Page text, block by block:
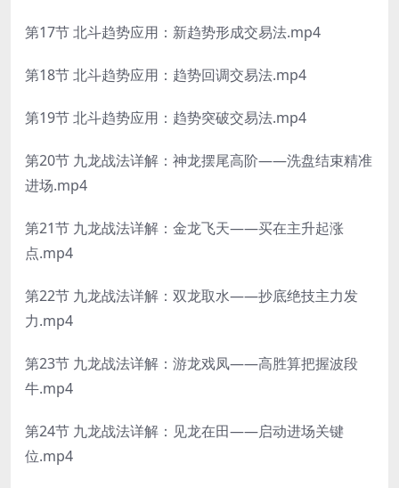
第17节 北斗趋势应用：新趋势形成交易法.mp4
第18节 北斗趋势应用：趋势回调交易法.mp4
第19节 北斗趋势应用：趋势突破交易法.mp4
第20节 九龙战法详解：神龙摆尾高阶——洗盘结束精准
进场.mp4
第21节 九龙战法详解：金龙飞天——买在主升起涨
点.mp4
第22节 九龙战法详解：双龙取水——抄底绝技主力发
力.mp4
第23节 九龙战法详解：游龙戏凤——高胜算把握波段
牛.mp4
第24节 九龙战法详解：见龙在田——启动进场关键
位.mp4